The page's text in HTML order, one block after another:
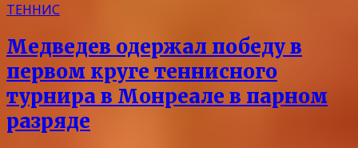
ТЕННИС
Медведев одержал победу в
первом круге теннисного
турнира в Монреале в парном
разряде